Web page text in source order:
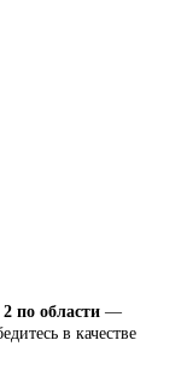
по области —
в качестве